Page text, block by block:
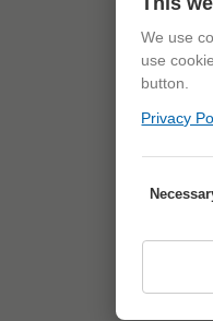
We use
use
button.
Privacy